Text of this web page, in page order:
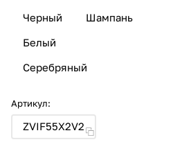
Белый
Черный
Серебряный
Шампань
Артикул:
ZVIF55X2V2